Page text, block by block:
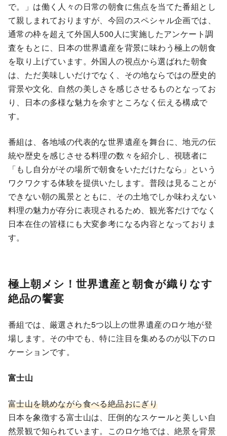
で。」は働く人々の日常の朝食に焦点を当てた番組とし
て親しまれておりますが、今回のスペシャル企画では、
通常の枠を超えて外国人500人に実施したアンケート調
査をもとに、日本の世界遺産を背景に味わう極上の朝食
を取り上げています。外国人の視点から選ばれた朝食
は、ただ美味しいだけでなく、その地ならではの歴史的
背景や文化、自然の美しさを感じさせるものとなってお
り、日本の多様な魅力を余すところなく伝える構成で
す。
番組は、各地域の代表的な世界遺産を舞台に、地元の伝
統や歴史を感じさせる料理の数々を紹介し、視聴者に
「もし自分がその場所で朝食をいただけたなら」という
ワクワクする体験を提供いたします。普段は見ることが
できない朝の風景とともに、その土地でしか味わえない
料理の魅力が存分に表現されるため、観光客だけでなく
日本在住の皆様にも大変参考になる内容となっておりま
す。
極上朝メシ！世界遺産と朝食が織りなす
絶品の饗宴
番組では、厳選された5つ以上の世界遺産のロケ地が登
場します。その中でも、特に注目を集めるのが以下のロ
ケーションです。
富士山
富士山を眺めながら食べる絶品おにぎり
日本を象徴する富士山は、圧倒的なスケールと美しい自
然景観で知られています。このロケ地では、絶景を背景